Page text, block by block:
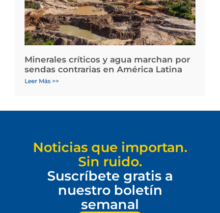
Minerales críticos y agua marchan por
sendas contrarias en América Latina
Leer Más >>
Noticias que importan.
Sin ruido.
Suscríbete gratis a
nuestro boletín
semanal